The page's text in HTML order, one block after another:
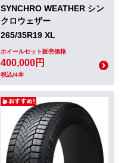
SYNCHRO WEATHER シン
クロウェザー
265/35R19 XL
ホイールセット販売価格
400,000円
税込/4本